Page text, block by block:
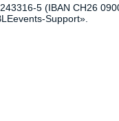
5 (IBAN CH26
Support».